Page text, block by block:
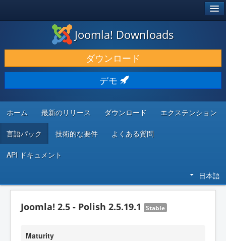
ダウンロードと機能拡張
発見と学び
コミュニティとサポート
開発者向けリソース
Joomla! Downloads
ダウンロード
デモ
ホーム 最新のリリース ダウンロード エクステンション
言語パック 技術的な要件 よくある質問
API ドキュメント
日本語
Joomla! 2.5 - Polish 2.5.19.1 Stable
Maturity